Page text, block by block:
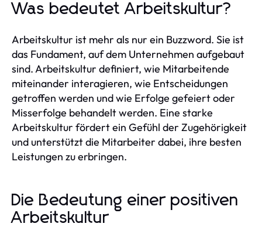
Was bedeutet Arbeitskultur?
Arbeitskultur ist mehr als nur ein Buzzword. Sie ist
das Fundament, auf dem Unternehmen aufgebaut
sind. Arbeitskultur definiert, wie Mitarbeitende
miteinander interagieren, wie Entscheidungen
getroffen werden und wie Erfolge gefeiert oder
Misserfolge behandelt werden. Eine starke
Arbeitskultur fördert ein Gefühl der Zugehörigkeit
und unterstützt die Mitarbeiter dabei, ihre besten
Leistungen zu erbringen.
Die Bedeutung einer positiven
Arbeitskultur